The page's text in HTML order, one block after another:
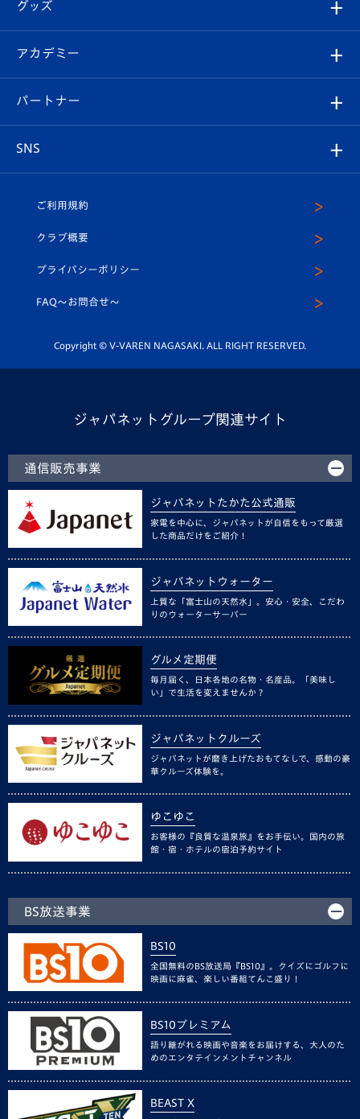
チケット
イベント
メディア
ホームタウン
スタッフプロフィール
マスコット紹介
平和祈念活動
ホームタウン活動
Revive Team
ヴィヴィくんの長崎おもてなしガイド
フォトギャラリー
スタジアムグルメ
V-LOVERS（ファンクラブ）
プレイヤーズスイート
グッズ
オンラインショップ
店舗情報
アカデミー
育成からのお知らせ
U-18
スクール
パートナー
SNS
ヴィヴィくんインスタグラム
公式LINE＠
ご利用規約
クラブ概要
プライバシーポリシー
FAQ〜お問合せ〜
Copyright © V-VAREN NAGASAKI. ALL RIGHT RESERVED.
ジャパネットグループ関連サイト
通信販売事業
ジャパネットたかた公式通販
家電を中心に、ジャパネットが自信をもって厳選
した商品だけをご紹介！
ジャパネットウォーター
上質な「富士山の天然水」。安心・安全、こだわ
りのウォーターサーバー
グルメ定期便
毎月届く、日本各地の名物・名産品。「美味し
い」で生活を変えませんか？
ジャパネットクルーズ
ジャパネットが磨き上げたおもてなしで、感動の豪
華クルーズ体験を。
ゆこゆこ
お客様の『良質な温泉旅』をお手伝い。国内の旅
館・宿・ホテルの宿泊予約サイト
BS放送事業
BS10
全国無料のBS放送局『BS10』。クイズにゴルフに
映画に麻雀、楽しい番組てんこ盛り！
BS10プレミアム
語り継がれる映画や音楽をお届けする、大人のた
めのエンタテインメントチャンネル
BEAST X